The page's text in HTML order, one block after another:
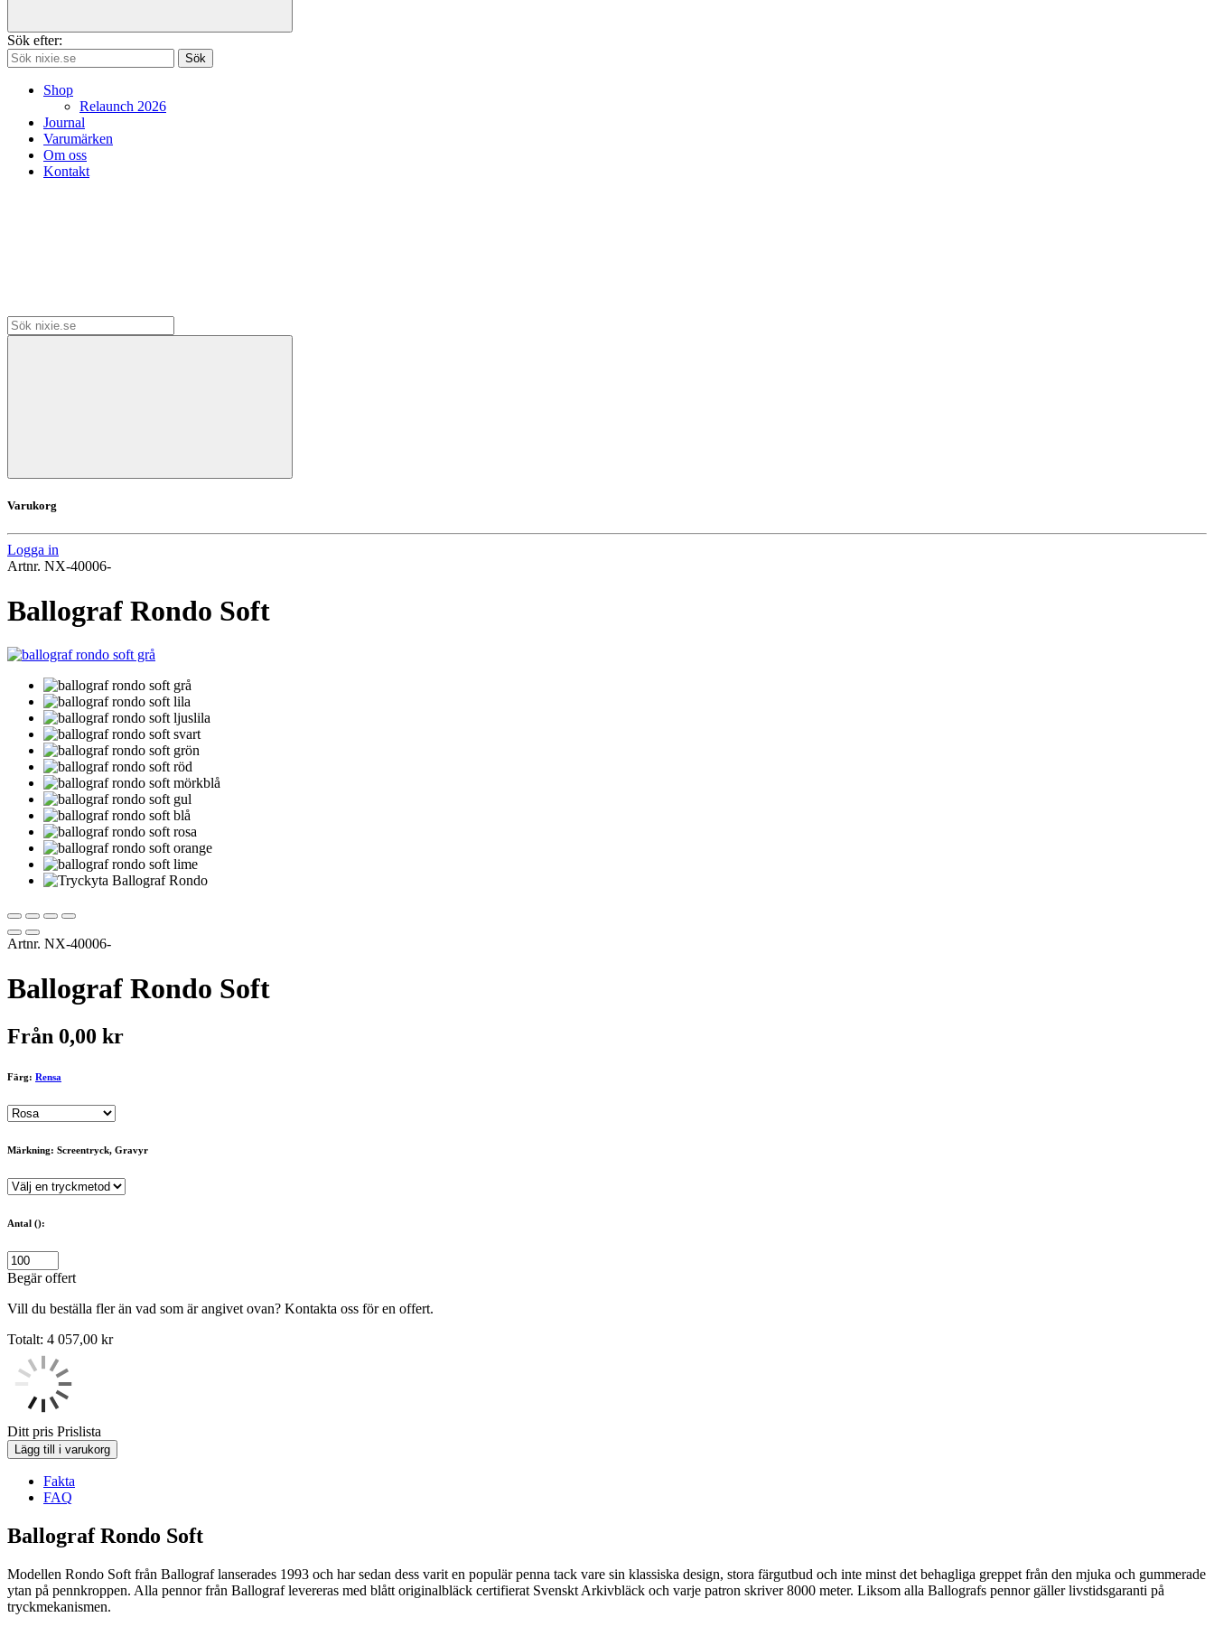
Sök efter:
Sök
Shop
Relaunch 2026
Journal
Varumärken
Om oss
Kontakt
Varukorg
Logga in
Artnr. NX-40006-
Ballograf Rondo Soft
Artnr. NX-40006-
Ballograf Rondo Soft
Från 0,00 kr
Färg: Rensa
Märkning: Screentryck, Gravyr
Antal ():
Begär offert
Vill du beställa fler än vad som är angivet ovan? Kontakta oss för en offert.
Totalt: 4 057,00 kr
Ditt pris Prislista
Lägg till i varukorg
Fakta
FAQ
Ballograf Rondo Soft
Modellen Rondo Soft från Ballograf lanserades 1993 och har sedan dess varit en populär penna tack vare sin klassiska design, stora färgutbud och inte minst det behagliga greppet från den mjuka och gummerade
ytan på pennkroppen. Alla pennor från Ballograf levereras med blått originalbläck certifierat Svenskt Arkivbläck och varje patron skriver 8000 meter. Liksom alla Ballografs pennor gäller livstidsgaranti på
tryckmekanismen.